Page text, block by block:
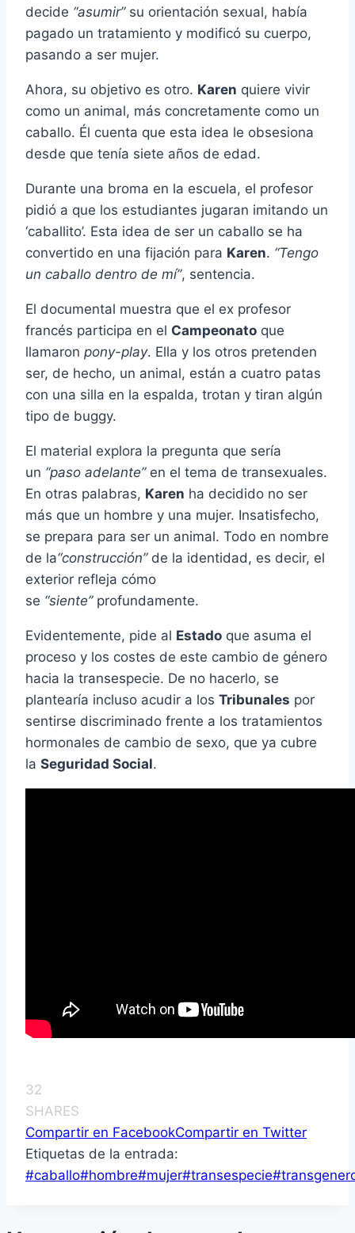
decide “asumir”su orientación sexual, había
pagado un tratamiento y modificó su cuerpo,
pasando a ser mujer.
Ahora, su objetivo es otro. Karen quiere vivir
como un animal, más concretamente como un
caballo. Él cuenta que esta idea le obsesiona
desde que tenía siete años de edad.
Durante una broma en la escuela, el profesor
pidió a que los estudiantes jugaran imitando un
‘caballito’. Esta idea de ser un caballo se ha
convertido en una fijación para Karen. “Tengo
un caballo dentro de mí”, sentencia.
El documental muestra que el ex profesor
francés participa en el Campeonato que
llamaron pony-play. Ella y los otros pretenden
ser, de hecho, un animal, están a cuatro patas
con una silla en la espalda, trotan y tiran algún
tipo de buggy.
El material explora la pregunta que sería
un “paso adelante”en el tema de transexuales.
En otras palabras, Karen ha decidido no ser
más que un hombre y una mujer. Insatisfecho,
se prepara para ser un animal. Todo en nombre
de la“construcción”de la identidad, es decir, el
exterior refleja cómo
se “siente”profundamente.
Evidentemente, pide al Estado que asuma el
proceso y los costes de este cambio de género
hacia la transespecie. De no hacerlo, se
plantearía incluso acudir a los Tribunales por
sentirse discriminado frente a los tratamientos
hormonales de cambio de sexo, que ya cubre
la Seguridad Social.
32
SHARES
Compartir en FacebookCompartir en Twitter
Etiquetas de la entrada:
#caballo#hombre#mujer#transespecie#